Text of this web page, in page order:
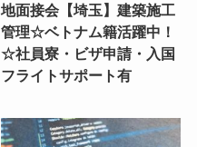
地面接会【埼玉】建築施工
管理☆ベトナム籍活躍中！
☆社員寮・ビザ申請・入国
フライトサポート有